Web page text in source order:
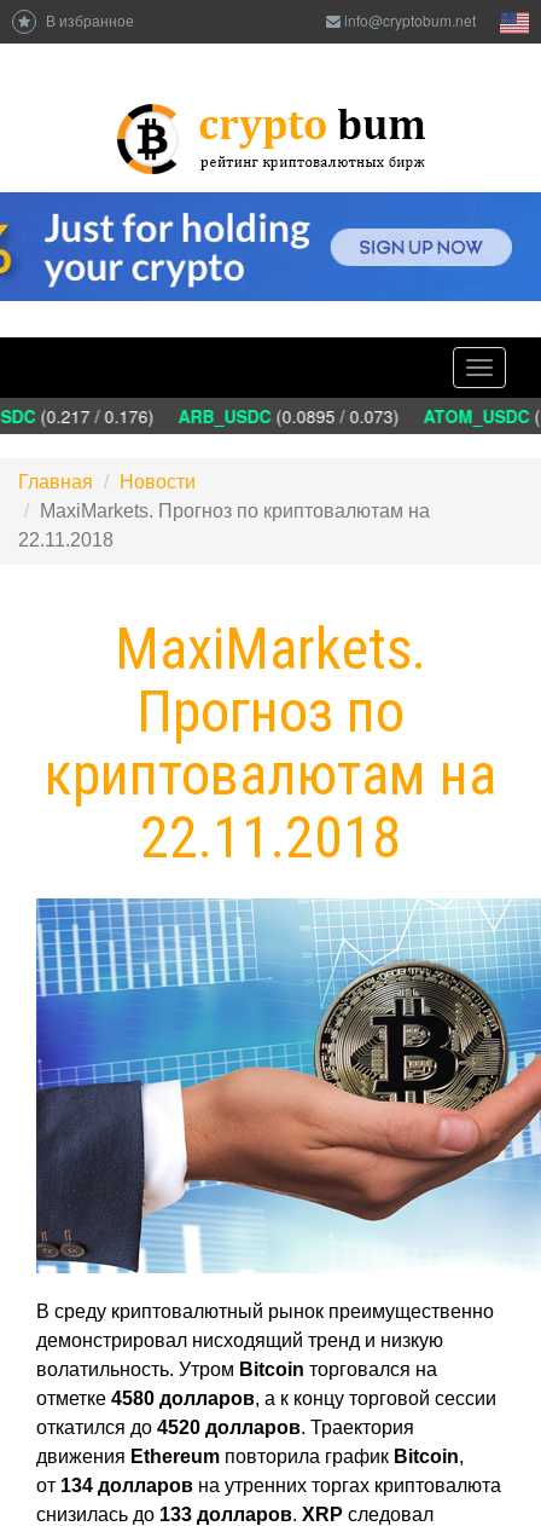
В избранное info@cryptobum.net
Toggle
(0.217 / 0.176) ARB_USDC(0.0895 / 0.073) ATOM_USDC
Главная
Новости
MaxiMarkets. Прогноз по криптовалютам на
22.11.2018
MaxiMarkets.
Прогноз по
криптовалютам на
22.11.2018
В среду криптовалютный рынок преимущественно
демонстрировал нисходящий тренд и низкую
волатильность. Утром Bitcoin торговался на
отметке 4580 долларов, а к концу торговой сессии
откатился до 4520 долларов. Траектория
движения Ethereum повторила график Bitcoin,
от 134 долларов на утренних торгах криптовалюта
снизилась до 133 долларов. XRP следовал